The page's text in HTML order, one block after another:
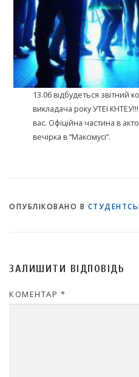
13.06 відбудеться звітний
викладача року УТЕІ
вас. Офіційна частина в
вечірка в “Максімусі”.
ОПУБЛІКОВАНО В
ЗАЛИШИТИ ВІДПОВІДЬ
КОМЕНТАР *